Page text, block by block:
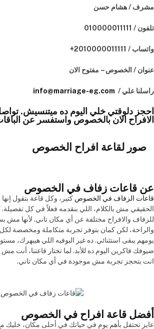
مشرف / هشام حسن
تلفون / 010000011111
واتساب / ⁦+2010000011111
عنوان / الخصوص – مفتوح الان
راسلنا علي / info@marriage-eg.com
احجز دلوقتي خلي اليوم ده ميتنسيش.
الافراح الان بالخصوص واستفسر عن
صور لقاعة افراح الخصوص
عن قاعات زفاف في الخصوص
قاعات الزفاف في الخصوص كتير، وكل قاعة بتقول
الحقيقي مش بالكلام، اللي بنقدمه فعلاً في كل
للزفاف والافراح مختلفة عن أي مكان تاني. لأنها مش
والراحة، لكن كمان بتوفر تجربة متكاملة ومخصصة
يومهم يبقى استثنائي. ده غير البوفيه اللي هيبهرك،
ضيوفك فاكرين اليوم ده للأبد. لما تختار قاعتنا، أنت
انت بتحجز تجربة مش موجودة في أي مكان تاني.
أفضل قاعة افراح في الخصوص
عايز تحتفل بأهم يوم في حياتك في أحلى مكان، خليك